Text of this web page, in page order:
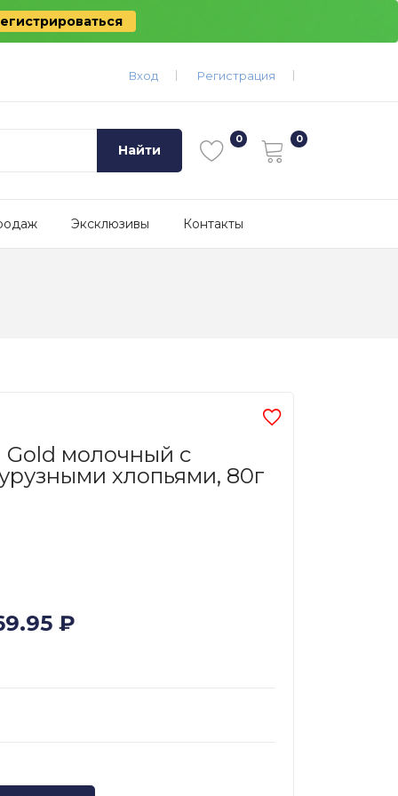
Вход Регистрация
Найти
Эксклюзивы Контакты
молочный с
хлопьями, 80г
₽